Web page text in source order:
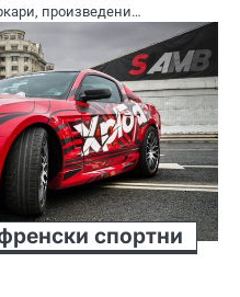
произведени…
спортни